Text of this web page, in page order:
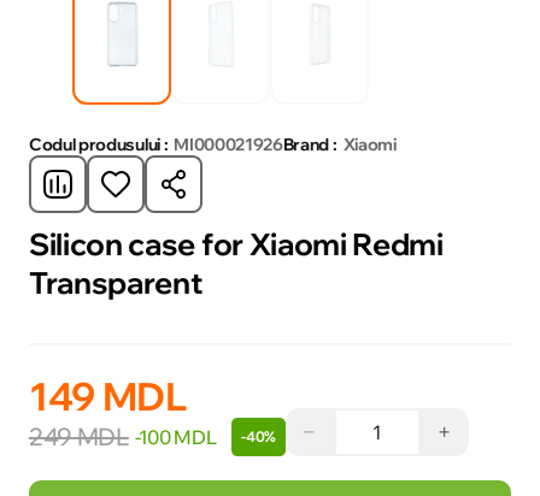
Codul produsului : MI000021926Brand : Xiaomi
Silicon case for Xiaomi Redmi
Transparent
149 MDL
249 MDL -100 MDL -40% − +